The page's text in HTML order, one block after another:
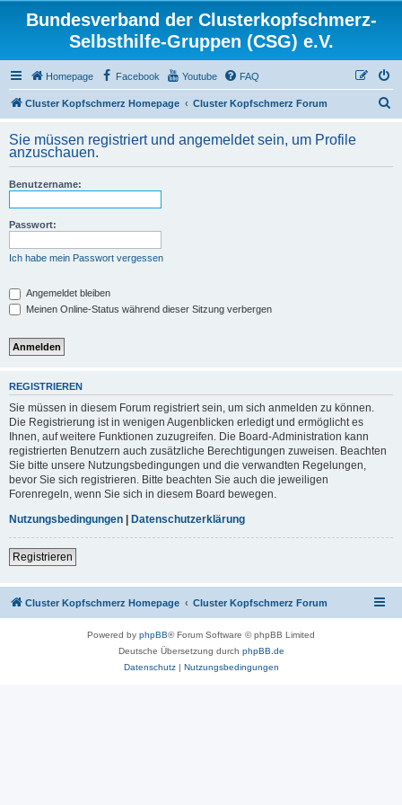
Bundesverband der Clusterkopfschmerz-
Selbsthilfe-Gruppen (CSG) e.V.
Homepage Facebook Youtube FAQ
Cluster Kopfschmerz Homepage Cluster Kopfschmerz Forum
h
Sie müssen registriert und angemeldet sein, um Profile
anzuschauen.
Benutzername:
Passwort:
Ich habe mein Passwort vergessen
Angemeldet bleiben
Meinen Online-Status während dieser Sitzung verbergen
REGISTRIEREN
Sie müssen in diesem Forum registriert sein, um sich anmelden zu können.
Die Registrierung ist in wenigen Augenblicken erledigt und ermöglicht es
Ihnen, auf weitere Funktionen zuzugreifen. Die Board-Administration kann
registrierten Benutzern auch zusätzliche Berechtigungen zuweisen. Beachten
Sie bitte unsere Nutzungsbedingungen und die verwandten Regelungen,
bevor Sie sich registrieren. Bitte beachten Sie auch die jeweiligen
Forenregeln, wenn Sie sich in diesem Board bewegen.
Nutzungsbedingungen | Datenschutzerklärung
Registrieren
Cluster Kopfschmerz Homepage Cluster Kopfschmerz Forum
Powered by phpBB® Forum Software © phpBB Limited
Deutsche Übersetzung durch phpBB.de
Datenschutz| Nutzungsbedingungen